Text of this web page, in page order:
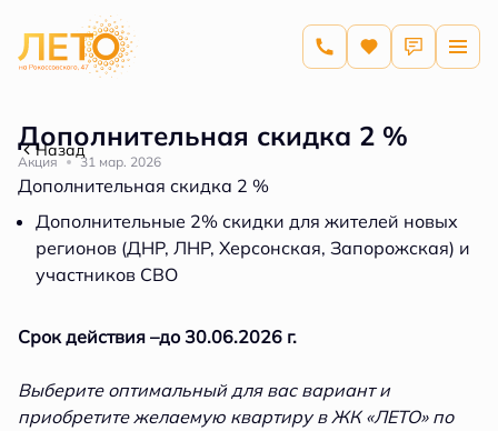
Назад
Дополнительная скидка 2 %
Акция 31 мар. 2026
Дополнительная скидка 2 %
Дополнительные 2% скидки для жителей новых
регионов (ДНР, ЛНР, Херсонская, Запорожская) и
участников СВО
Срок действия –до 30.06.2026 г.
Выберите оптимальный для вас вариант и
приобретите желаемую квартиру в ЖК «ЛЕТО» по